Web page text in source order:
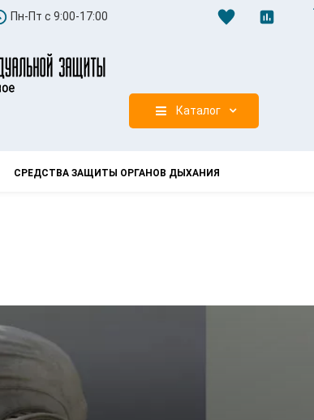
Пн-Пт с 9:00-17:00
Каталог
СРЕДСТВА ЗАЩИТЫ ОРГАНОВ ДЫХАНИЯ